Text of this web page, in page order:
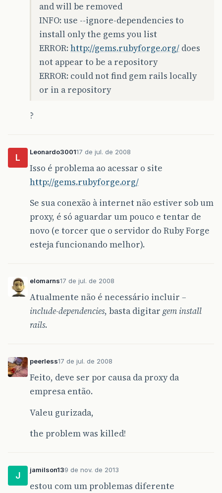
and will be removed
INFO: use --ignore-dependencies to
install only the gems you list
ERROR: http://gems.rubyforge.org/ does
not appear to be a repository
ERROR: could not find gem rails locally
or in a repository
?
L
Leonardo300117 de jul. de 2008
Isso é problema ao acessar o site
http://gems.rubyforge.org/
Se sua conexão à internet não estiver sob um
proxy, é só aguardar um pouco e tentar de
novo (e torcer que o servidor do Ruby Forge
esteja funcionando melhor).
elomarns17 de jul. de 2008
Atualmente não é necessário incluir –
include-dependencies, basta digitar gem install
rails.
peerless17 de jul. de 2008
Feito, deve ser por causa da proxy da
empresa então.
Valeu gurizada,
the problem was killed!
J
jamilson139 de nov. de 2013
estou com um problemas diferente